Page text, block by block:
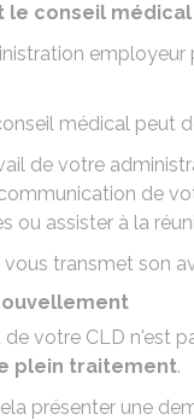
le conseil médical
médical peut
de votre
de
ou assister à la
transmet son
votre CLD n'est
plein traitement.
présenter une